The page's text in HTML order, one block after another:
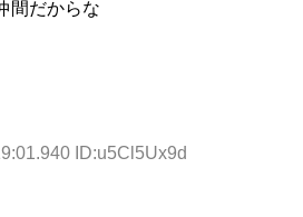
間だからな
ID:u5Cl5Ux9d